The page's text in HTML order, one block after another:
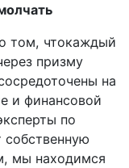
том, чтокаждый
призму
на
и финансовой
по
мы находимся